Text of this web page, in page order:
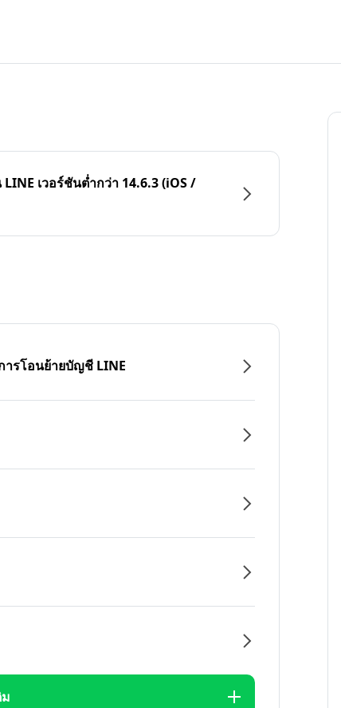
เวอร์ชันต่ำกว่า 14.6.3 (iOS /
รโอนย้ายบัญชี LINE